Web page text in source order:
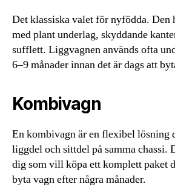
Det klassiska valet för nyfödda. Den
med plant underlag, skyddande
sufflett. Liggvagnen används ofta
6–9 månader innan det är dags att
Kombivagn
En kombivagn är en flexibel lösning
liggdel och sittdel på samma chassi.
dig som vill köpa ett komplett paket
byta vagn efter några månader.